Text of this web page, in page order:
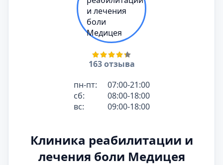
163 отзыва
пн-пт:
07:00-21:00
сб:
08:00-18:00
вс:
09:00-18:00
Клиника реабилитации и
лечения боли Медицея